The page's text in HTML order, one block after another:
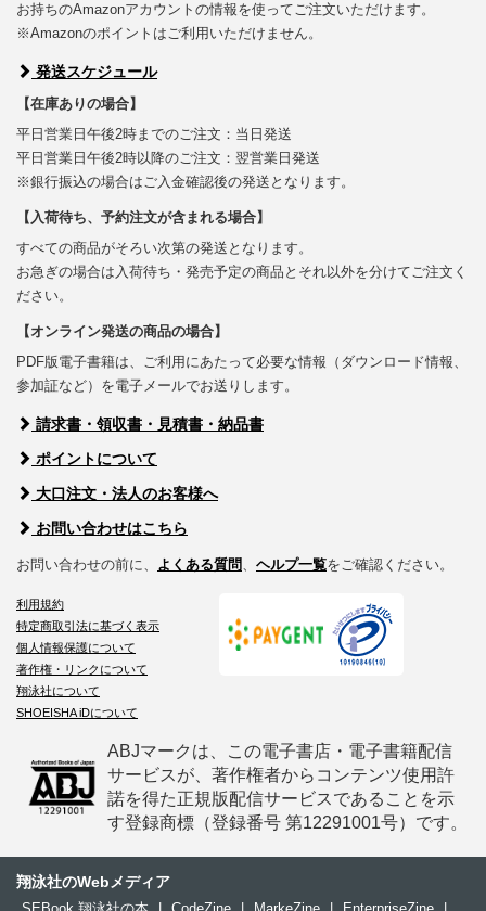
お持ちのAmazonアカウントの情報を使ってご注文いただけます。
※Amazonのポイントはご利用いただけません。
発送スケジュール
【在庫ありの場合】
平日営業日午後2時までのご注文：当日発送
平日営業日午後2時以降のご注文：翌営業日発送
※銀行振込の場合はご入金確認後の発送となります。
【入荷待ち、予約注文が含まれる場合】
すべての商品がそろい次第の発送となります。
お急ぎの場合は入荷待ち・発売予定の商品とそれ以外を分けてご注文く
ださい。
【オンライン発送の商品の場合】
PDF版電子書籍は、ご利用にあたって必要な情報（ダウンロード情報、
参加証など）を電子メールでお送りします。
請求書・領収書・見積書・納品書
ポイントについて
大口注文・法人のお客様へ
お問い合わせはこちら
お問い合わせの前に、 よくある質問、 ヘルプ一覧をご確認ください。
利用規約
特定商取引法に基づく表示
個人情報保護について
著作権・リンクについて
翔泳社について
SHOEISHA iDについて
ABJマークは、この電子書店・電子書籍配信
サービスが、著作権者からコンテンツ使用許
諾を得た正規版配信サービスであることを示
す登録商標（登録番号 第12291001号）です。
翔泳社のWebメディア